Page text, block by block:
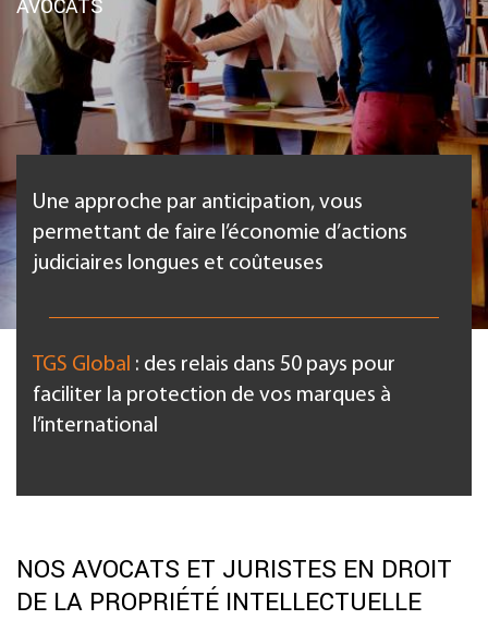
AVOCATS
Une approche par anticipation, vous
permettant de faire l’économie d’actions
judiciaires longues et coûteuses
TGS Global : des relais dans 50 pays pour
faciliter la protection de vos marques à
l’international
NOS AVOCATS ET JURISTES EN DROIT
DE LA PROPRIÉTÉ INTELLECTUELLE